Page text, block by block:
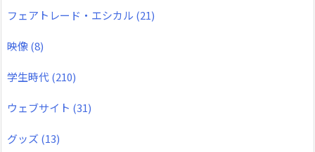
フェアトレード・エシカル (21)
映像(8)
学生時代(210)
ウェブサイト (31)
グッズ (13)